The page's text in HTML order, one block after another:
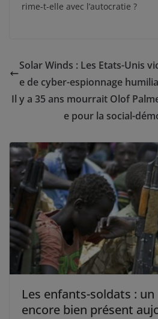
rime-t-elle avec l’autocratie ?
Solar Winds : Les Etats-Unis
e de cyber-espionnage
Il y a 35 ans mourrait Olof
e pour la social-
Les enfants-soldats :
encore bien présent